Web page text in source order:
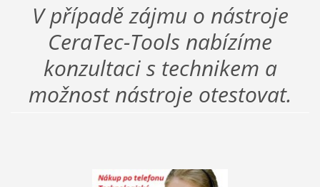
V případě zájmu o nástroje
CeraTec-Tools nabízíme
konzultaci s technikem a
možnost nástroje otestovat.